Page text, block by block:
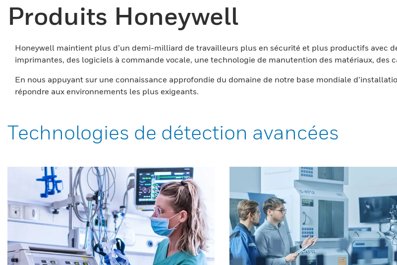
Produits Honeywell
Honeywell maintient plus d’un demi-milliard de travailleurs plus en sécurité et plus productifs avec
imprimantes, des logiciels à commande vocale, une technologie de manutention des matériaux, des
En nous appuyant sur une connaissance approfondie du domaine de notre base mondiale
répondre aux environnements les plus exigeants.
Technologies de détection avancées